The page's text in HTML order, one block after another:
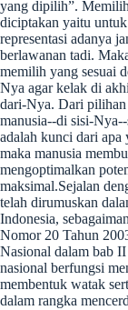
yang dipilih”.
diciptakan yaitu
representasi adanya
berlawanan tadi.
memilih yang sesuai
Nya agar kelak di
dari-Nya. Dari pilihan
manusia--di sisi-
adalah kunci dari apa
maka manusia
mengoptimalkan
maksimal.Sejalan
telah dirumuskan
Indonesia,
Nomor 20 Tahun
Nasional dalam bab
nasional berfungsi
membentuk watak
dalam rangka